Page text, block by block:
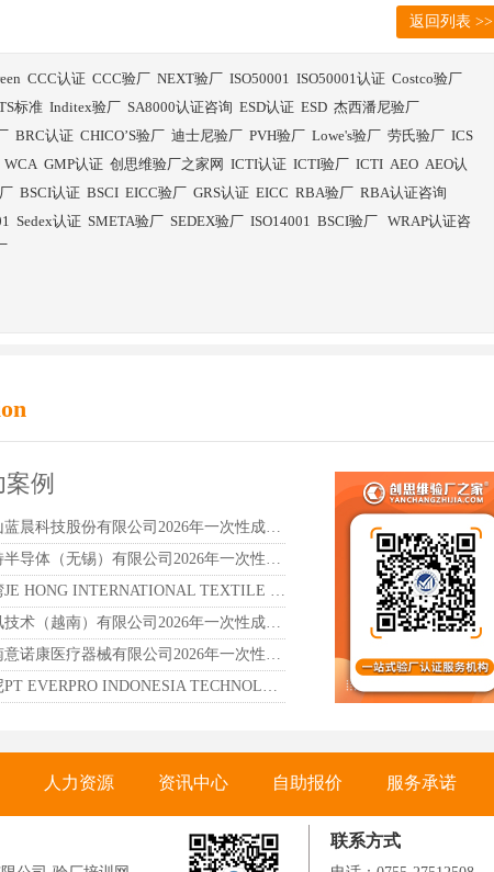
返回列表 >>
CCC认证 CCC验厂 NEXT验厂 ISO50001 ISO50001认证 Costco验厂
标准 Inditex验厂 SA8000认证咨询 ESD认证 ESD 杰西潘尼验厂
BRC认证 CHICO’S验厂 迪士尼验厂 PVH验厂 Lowe's验厂 劳氏验厂 ICS
WCA GMP认证 创思维验厂之家网 ICTI认证 ICTI验厂 ICTI AEO AEO认
BSCI认证 BSCI EICC验厂 GRS认证 EICC RBA验厂 RBA认证咨询
Sedex认证 SMETA验厂 SEDEX验厂 ISO14001 BSCI验厂 WRAP认证咨
例
祝贺中山蓝晨科技股份有限公司2026年一次性成功通过BSCI验厂-B级
祝贺力特半导体（无锡）有限公司2026年一次性成功通过RBA-VAP认证审核并取得170.2分
祝贺台湾JE HONG INTERNATIONAL TEXTILE CO., LTD 2026年一次性成功通过GRS认证
祝贺立讯技术（越南）有限公司2026年一次性成功通过RBA-VAP审核获得金牌评级！
祝贺河南意诺康医疗器械有限公司2026年一次性成功通过GMP认证
祝贺印尼PT EVERPRO INDONESIA TECHNOLOGIES公司2026年一次性成功通过RBA-VAP审核
人力资源 资讯中心 自助报价 服务承诺
联系方式